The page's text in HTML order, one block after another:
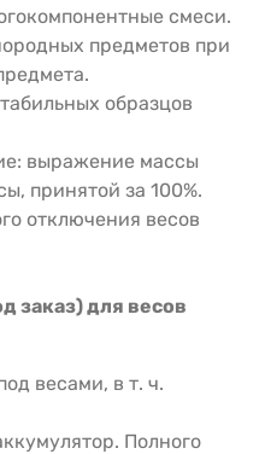
смеси.
предметов при
образцов
выражение массы
принятой за 100%.
отключения весов
заказ) для весов
весами, в т. ч.
Полного